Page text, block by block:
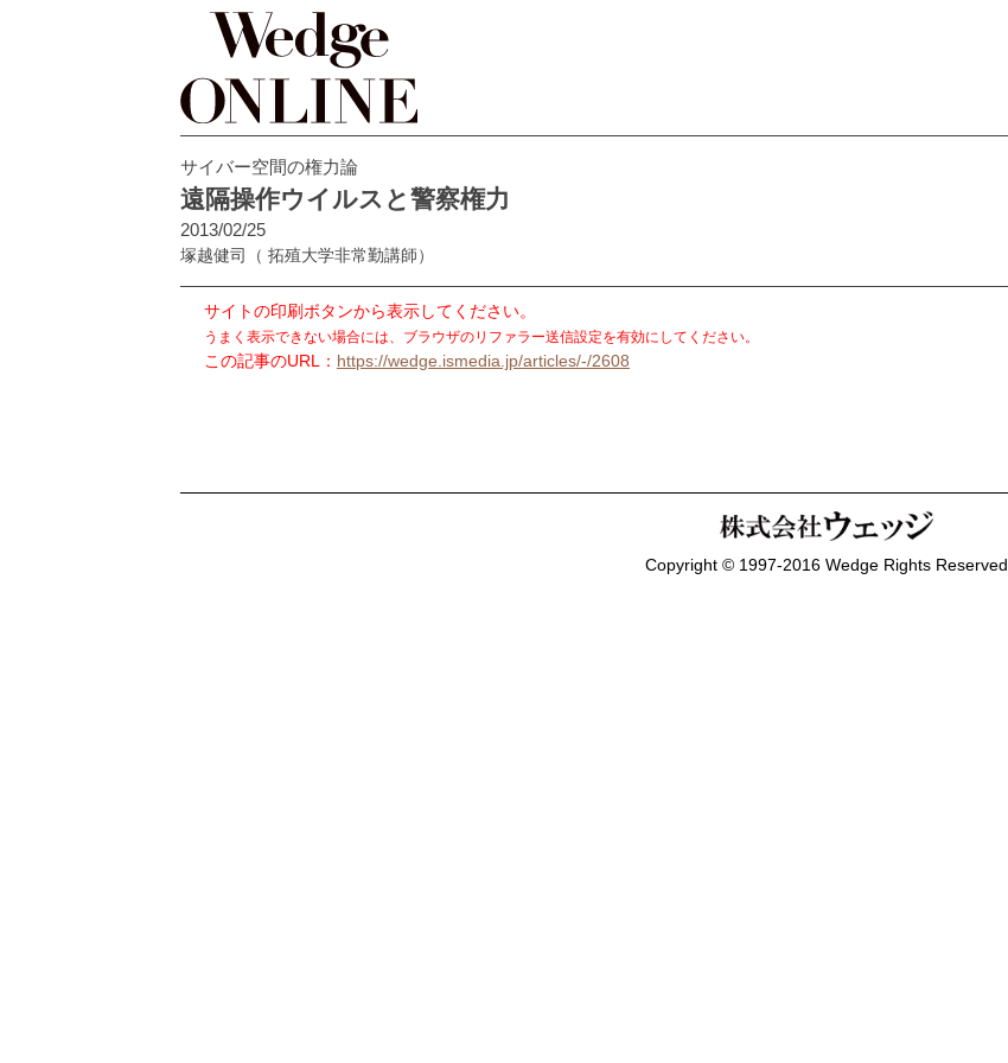
サイバー空間の権力論
遠隔操作ウイルスと警察権力
2013/02/25
塚越健司 （ 拓殖大学非常勤講師）
サイトの印刷ボタンから表示してください。
うまく表示できない場合には、ブラウザのリファラー送信設定を有効にしてください。
この記事のURL： https://wedge.ismedia.jp/articles/-/2608
Copyright © 1997-2016 Wedge Rights Reserved